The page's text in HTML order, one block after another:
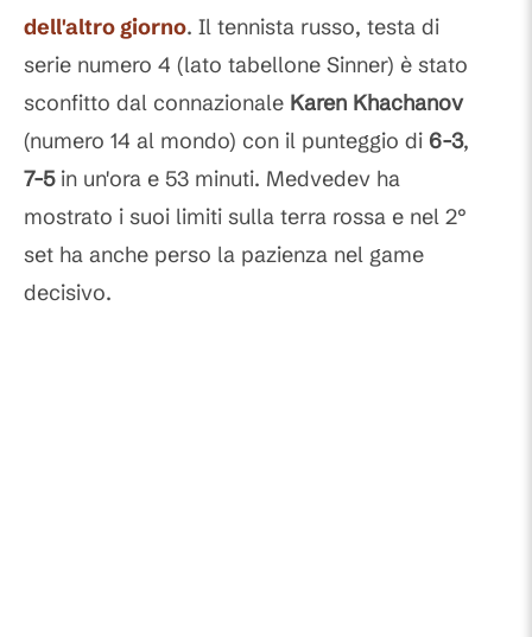
dell'altro giorno. Il tennista russo, testa di
serie numero 4 (lato tabellone Sinner) è stato
sconfitto dal connazionale Karen Khachanov
(numero 14 al mondo) con il punteggio di 6-3,
7-5in un'ora e 53 minuti. Medvedev ha
mostrato i suoi limiti sulla terra rossa e nel 2°
set ha anche perso la pazienza nel game
decisivo.